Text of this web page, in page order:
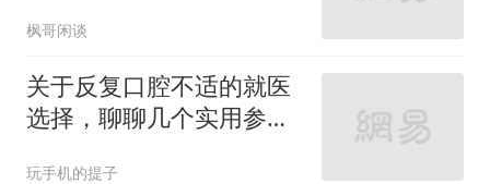
枫哥闲谈
关于反复口腔不适的就医
选择，聊聊几个实用参考
玩手机的提子